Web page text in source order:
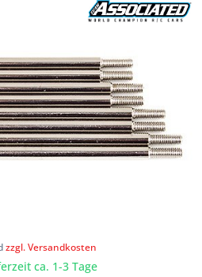
zzgl. Versandkosten
ca. 1-3 Tage